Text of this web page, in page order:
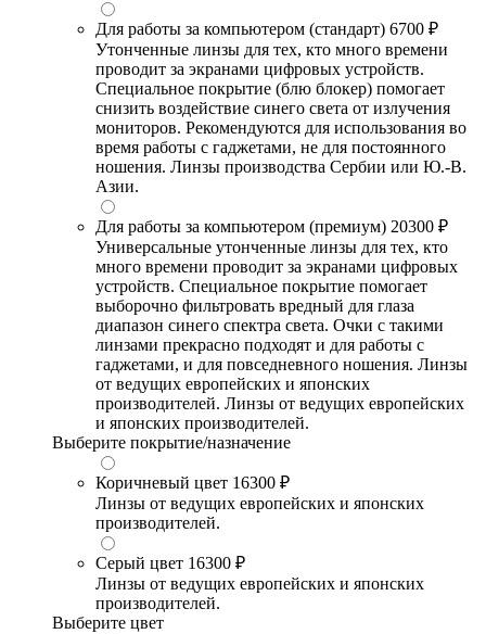
Для работы за компьютером (стандарт) 6700 ₽
Утонченные линзы для тех, кто много времени
проводит за экранами цифровых устройств.
Специальное покрытие (блю блокер) помогает
снизить воздействие синего света от излучения
мониторов. Рекомендуются для использования во
время работы с гаджетами, не для постоянного
ношения. Линзы производства Сербии или Ю.-В.
Азии.
Для работы за компьютером (премиум) 20300 ₽
Универсальные утонченные линзы для тех, кто
много времени проводит за экранами цифровых
устройств. Специальное покрытие помогает
выборочно фильтровать вредный для глаза
диапазон синего спектра света. Очки с такими
линзами прекрасно подходят и для работы с
гаджетами, и для повседневного ношения. Линзы
от ведущих европейских и японских
производителей. Линзы от ведущих европейских
и японских производителей.
Выберите покрытие/назначение
Коричневый цвет 16300 ₽
Линзы от ведущих европейских и японских
производителей.
Серый цвет 16300 ₽
Линзы от ведущих европейских и японских
производителей.
Выберите цвет